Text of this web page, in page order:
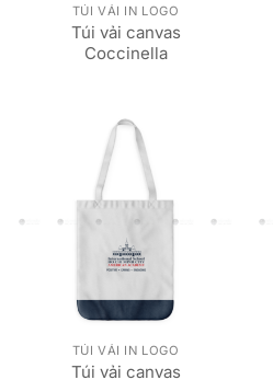
TÚI VẢI IN LOGO
Túi vải canvas
Coccinella
TÚI VẢI IN LOGO
Túi vải canvas